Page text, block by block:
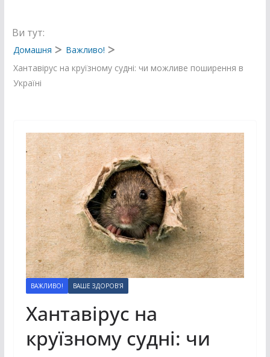
Ви тут:
Домашня
Важливо!
Хантавірус на круїзному судні: чи можливе поширення в
Україні
ВАЖЛИВО! ВАШЕ ЗДОРОВ'Я
Хантавірус на
круїзному судні: чи